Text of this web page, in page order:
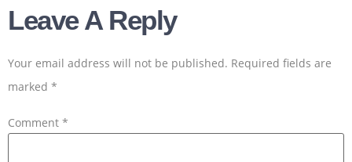
Leave A Reply
Your email address will not be published. Required fields are
marked *
Comment *